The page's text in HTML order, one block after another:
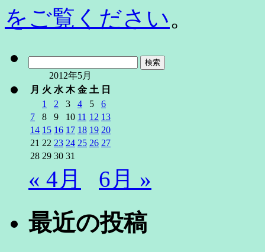
をご覧ください。
2012年5月
月 火 水 木 金 土 日
1
2 3 4 5
6
7
8 9 10 11 12 13
14 15 16 17 18 19 20
21 22 23 24 25 26 27
28 29 30 31
« 4月 6月 »
最近の投稿